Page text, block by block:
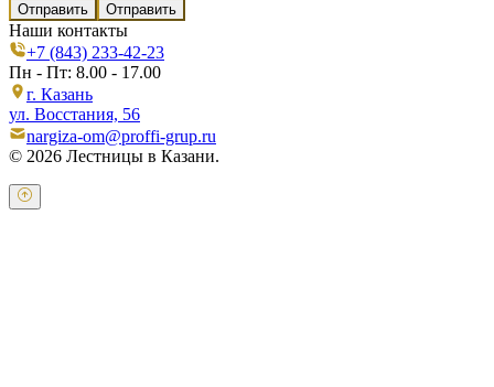
Отправить
Наши контакты
+7 (843) 233-42-23
Пн - Пт: 8.00 - 17.00
г. Казань
ул. Восстания, 56
nargiza-om@proffi-grup.ru
© 2026 Лестницы в Казани.